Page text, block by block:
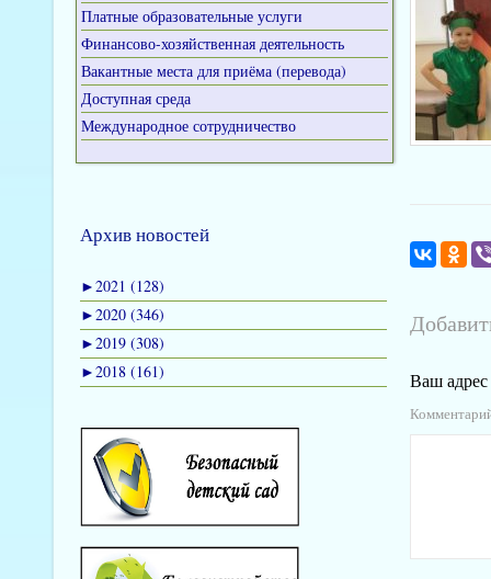
Платные образовательные услуги
Финансово-хозяйственная деятельность
Вакантные места для приёма (перевода)
Доступная среда
Международное сотрудничество
Архив новостей
►2021 (128)
►2020 (346)
►2019 (308)
►2018 (161) Ваш адрес